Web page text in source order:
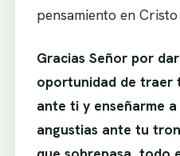
pensamiento en Cristo
Gracias Señor por
oportunidad de traer
ante ti y enseñarme
angustias ante tu